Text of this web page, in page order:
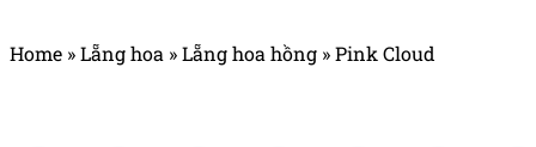
Home »Lẵng hoa »Lẵng hoa hồng »Pink Cloud